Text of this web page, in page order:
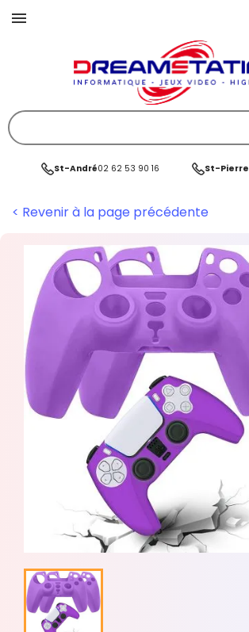
St-André02 62 53 90 16 St-Pierre
< Revenir à la page précédente